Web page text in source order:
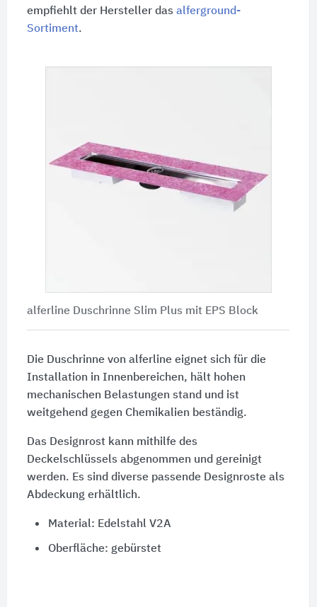
empfiehlt der Hersteller das alferground-
Sortiment.
alferline Duschrinne Slim Plus mit EPS Block
Die Duschrinne von alferline eignet sich für die
Installation in Innenbereichen, hält hohen
mechanischen Belastungen stand und ist
weitgehend gegen Chemikalien beständig.
Das Designrost kann mithilfe des
Deckelschlüssels abgenommen und gereinigt
werden. Es sind diverse passende Designroste als
Abdeckung erhältlich.
Material: Edelstahl V2A
Oberfläche: gebürstet